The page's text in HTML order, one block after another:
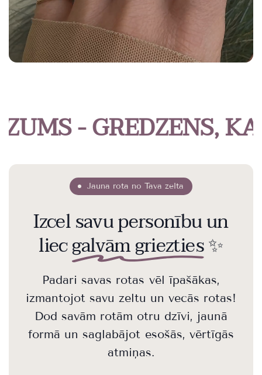
- GREDZENS, KAS
Jauna rota no Tava zelta
Izcel savu personību un
liecgalvām griezties✨
Padari savas rotas vēl īpašākas,
izmantojot savu zeltu un vecās rotas!
Dod savām rotām otru dzīvi, jaunā
formā un saglabājot esošās, vērtīgās
atmiņas.